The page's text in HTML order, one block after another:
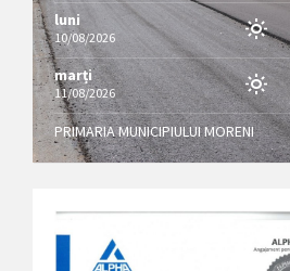
luni
10/08/2026
marți
11/08/2026
PRIMARIA MUNICIPIULUI MORENI